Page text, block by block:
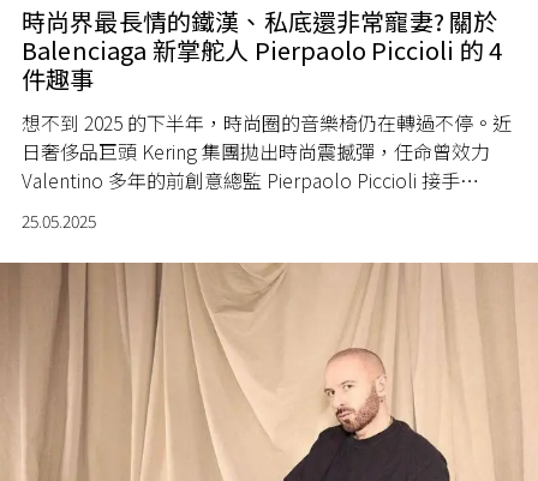
時尚界最長情的鐵漢、私底還非常寵妻? 關於
Balenciaga 新掌舵人 Pierpaolo Piccioli 的 4
件趣事
想不到 2025 的下半年，時尚圈的音樂椅仍在轉過不停。近
日奢侈品巨頭 Kering 集團拋出時尚震撼彈，任命曾效力
Valentino 多年的前創意總監 Pierpaolo Piccioli 接手
衛的 PP Pink 將 Valentino 打造成現象級文化符號，設計過
轟動一時的高訂牛仔褲，入行以來成就出無數令人難忘的
時尚時刻。而他本人生性愛低調，不戀社交場，將聚光留
給作品，但江湖依舊處處流傳 PP 的傳說，今回就為各位讀
者解開關於 Pierpaolo Piccioli 你可能不知道的 4 件事！
25.05.2025